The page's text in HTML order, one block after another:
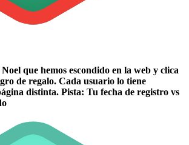
que hemos escondido en la web y clica
de regalo. Cada usuario lo tiene
distinta. Pista: Tu fecha de registro vs